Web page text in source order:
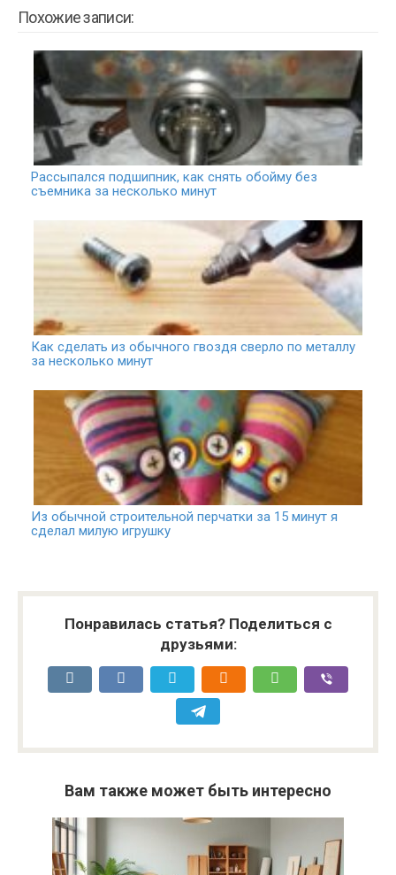
Похожие записи:
Рассыпался подшипник, как снять обойму без
съемника за несколько минут
Как сделать из обычного гвоздя сверло по металлу
за несколько минут
Из обычной строительной перчатки за 15 минут я
сделал милую игрушку
Понравилась статья? Поделиться с
друзьями:
Вам также может быть интересно